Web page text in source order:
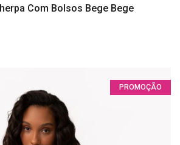
Com Bolsos Bege Bege
PROMOÇÃO